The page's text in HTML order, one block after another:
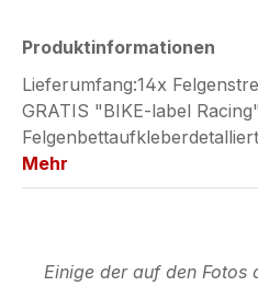
Produktinformationen
Lieferumfang:14x
GRATIS "BIKE-label Racing"
Mehr
Einige der auf den Fotos